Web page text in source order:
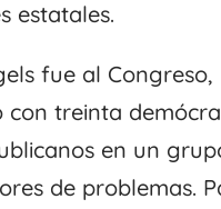
estatales.
fue al Congreso,
con treinta
en un
de problemas.